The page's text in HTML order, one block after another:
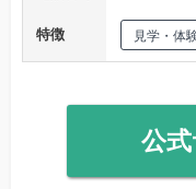
特徴 見学・体
公